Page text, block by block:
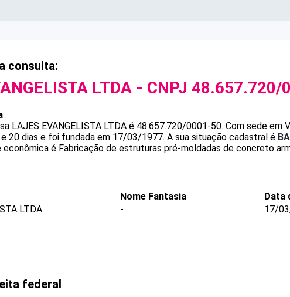
consulta:
LTDA - CNPJ 48.657.720/
LAJES EVANGELISTA LTDA é 48.657.720/0001-50. Com sede em
e 20 dias e foi fundada em 17/03/1977. A sua situação cadastral é
econômica é Fabricação de estruturas pré-moldadas de concreto
LTDA
Nome Fantasia
-
Data
17/
federal